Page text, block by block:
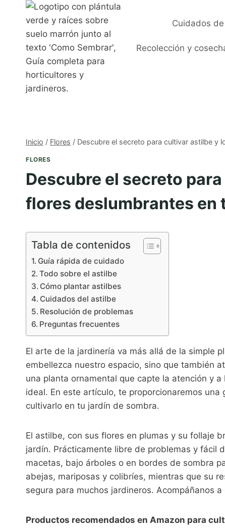
contenido
Cuidados
Recolección y
Inicio / Flores / Descubre el secreto para cultivar astilbe y
FLORES
Descubre el secreto
flores deslumbrantes en
Tabla de contenidos
Guía rápida de cuidado
Todo sobre el astilbe
Cómo plantar astilbes
Cuidados del astilbe
Resolución de problemas
Preguntas frecuentes
El arte de la jardinería va más allá de la simple
embellezca nuestro espacio, sino que también
una planta ornamental que capte la atención y
ideal. En este artículo, te proporcionaremos
cultivarlo en tu jardín de sombra.
El astilbe, con sus flores en plumas y su follaje
jardín. Prácticamente libre de problemas y fácil
macetas, bajo árboles o en bordes de sombra
abejas, mariposas y colibríes, mientras que su
segura para muchos jardineros. Acompáñanos
Productos recomendados en Amazon para